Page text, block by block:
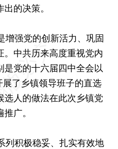
出的决策。
强党的创新活力、巩固
。中共历来高度重视党内
是党的十六届四中全会以
了乡镇领导班子的直选
选人的做法在此次乡镇党
推广。
积极稳妥、扎实有效地